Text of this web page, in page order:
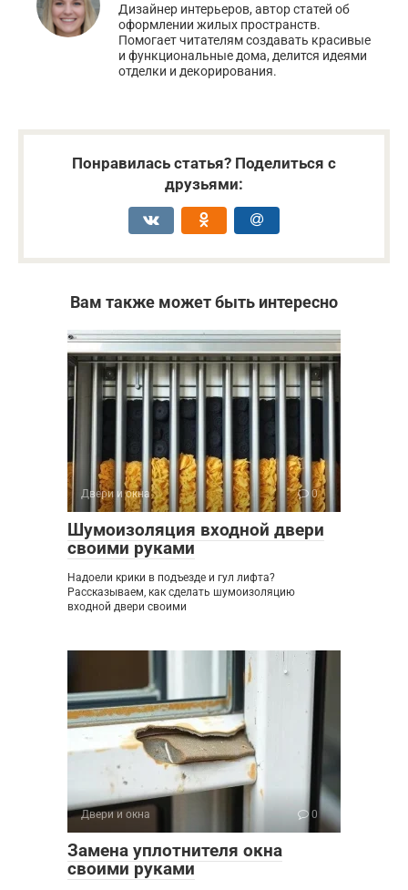
Дизайнер интерьеров, автор статей об
оформлении жилых пространств.
Помогает читателям создавать красивые
и функциональные дома, делится идеями
отделки и декорирования.
Понравилась статья? Поделиться с
друзьями:
Вам также может быть интересно
Двери и окна 0
Шумоизоляция входной двери
своими руками
Надоели крики в подъезде и гул лифта?
Рассказываем, как сделать шумоизоляцию
входной двери своими
Двери и окна 0
Замена уплотнителя окна
своими руками